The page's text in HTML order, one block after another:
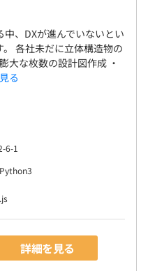
、DXが進んでいないとい
各社未だに立体構造物の
大な枚数の設計図作成 ・
る
6-1
Python3
詳細を見る